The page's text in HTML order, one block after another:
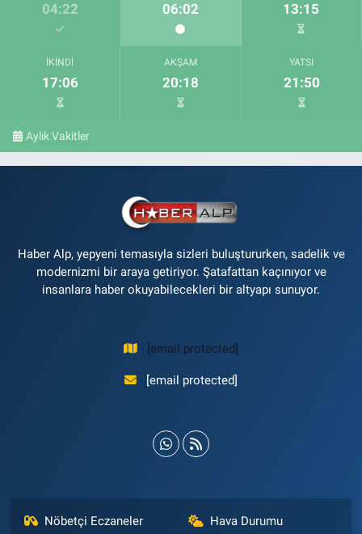
04:22 06:02 13:15
İKINDI
17:06
AKŞAM
20:18
YATSI
21:50
Aylık Vakitler
Haber Alp, yepyeni temasıyla sizleri buluştururken, sadelik ve
modernizmi bir araya getiriyor. Şatafattan kaçınıyor ve
insanlara haber okuyabilecekleri bir altyapı sunuyor.
[email protected]
[email protected]
Nöbetçi Eczaneler Hava Durumu